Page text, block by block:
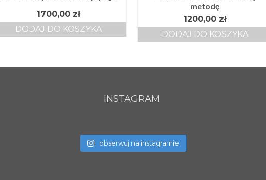
1700,00 zł
DODAJ DO KOSZYKA
metodę
1200,00 zł
DODAJ DO KOSZYKA
INSTAGRAM
obserwuj na instagramie